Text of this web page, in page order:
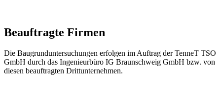
Beauftragte Firmen
Die Baugrunduntersuchungen erfolgen im Auftrag der TenneT TSO
GmbH durch das Ingenieurbüro IG Braunschweig GmbH bzw. von
diesen beauftragten Drittunternehmen.